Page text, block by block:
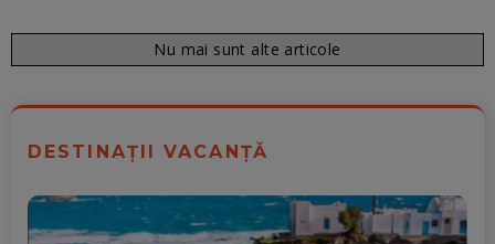
Nu mai sunt alte articole
DESTINAȚII VACANȚĂ